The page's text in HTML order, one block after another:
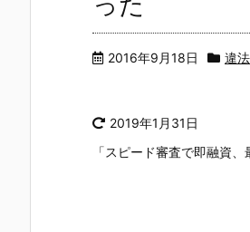
2016年9月18日 違
2019年1月31日
「スピード審査で即融資